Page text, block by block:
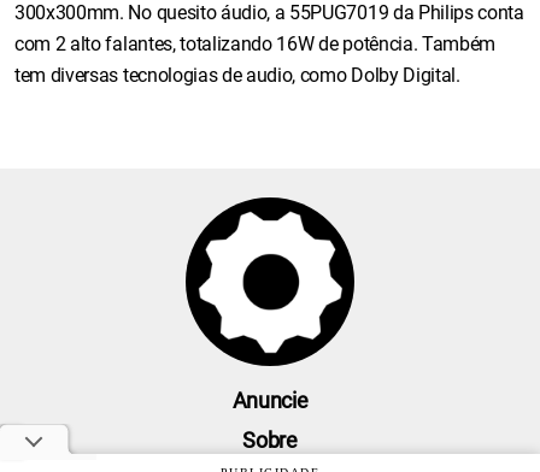
300x300mm. No quesito áudio, a 55PUG7019 da Philips conta
com 2 alto falantes, totalizando 16W de potência. Também
tem diversas tecnologias de audio, como Dolby Digital.
Anuncie
Sobre